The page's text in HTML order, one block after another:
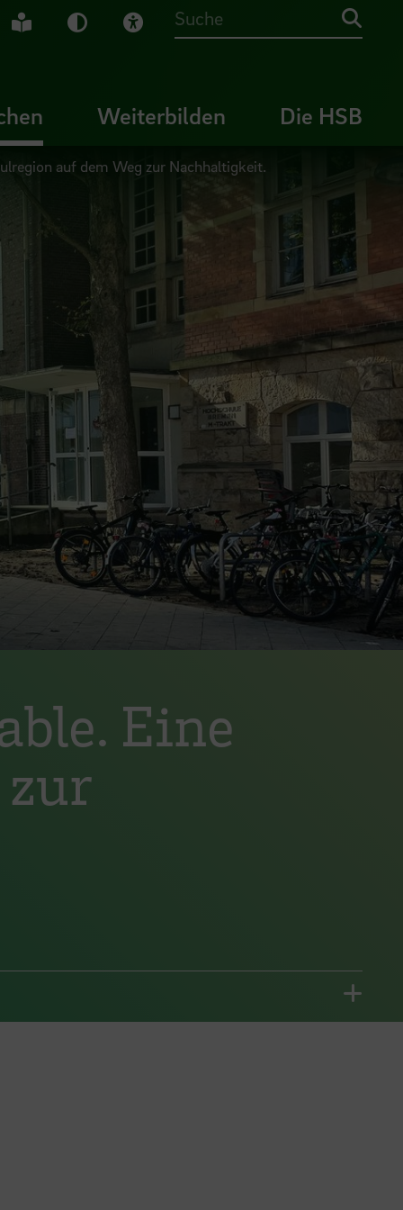
Gebärdensprache
Leichte Sprache
Dunkel-Modus
Visuelle Hilfe
Suche
Weiterbilden Die HSB
auf dem Weg zur Nachhaltigkeit.
Eine